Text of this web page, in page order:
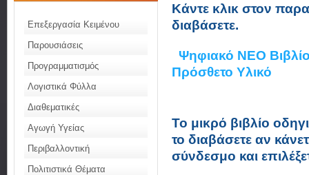
Επεξεργασία Κειμένου
Παρουσιάσεις
Προγραμματισμός
Λογιστικά Φύλλα
Διαθεματικές
Αγωγή Υγείας
Περιβαλλοντική
Πολιτιστικά Θέματα
Κάντε κλικ στον
διαβάσετε.
Ψηφιακό ΝΕΟ
Πρόσθετο Υλικό
Το μικρό βιβλίο
το διαβάσετε αν
σύνδεσμο και